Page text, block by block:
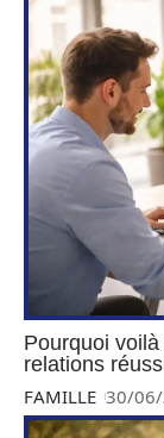
Pourquoi
relations
FAMILLE 30/